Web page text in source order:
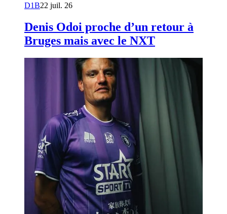
D1B22 juil. 26
Denis Odoi proche d’un retour à
Bruges mais avec le NXT